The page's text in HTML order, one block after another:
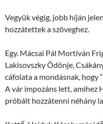
Vegyük végig, jobb híján
hozzátettek a szöveghez.
Egy. Mácsai Pál Mortiván
Lakisovszky Ödönje,
cáfolata a mondásnak, hogy
A vár impozáns lett, amihez
próbált hozzátenni néhány